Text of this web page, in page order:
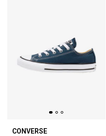
CONVERSE